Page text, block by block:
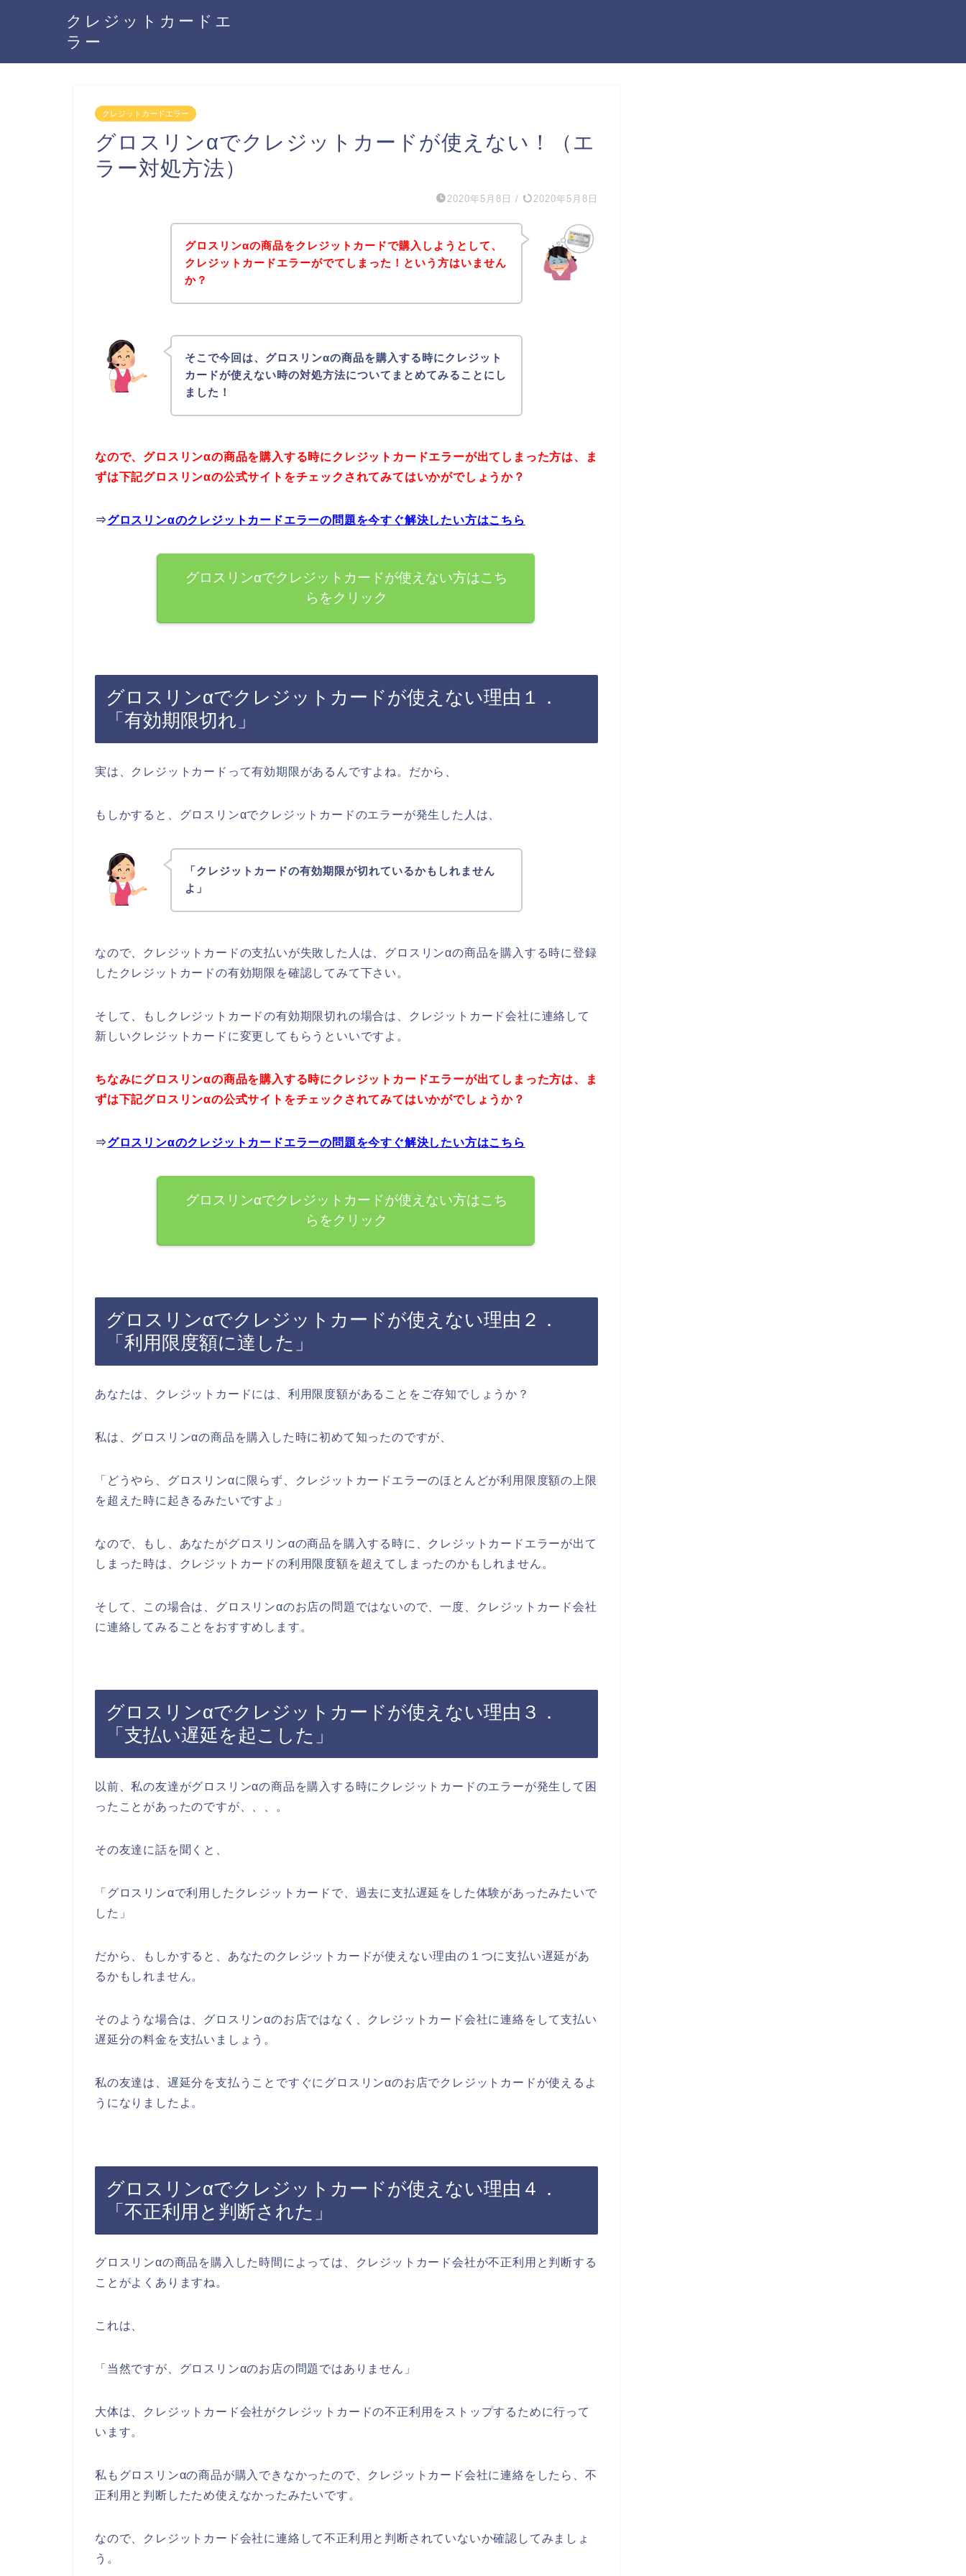
クレジットカードエ
ラー
クレジットカードエラー
グロスリンαでクレジットカードが使えない！（エ
ラー対処方法）
2020年5月8日 / 2020年5月8日
グロスリンαの商品をクレジットカードで購入しようとして、
クレジットカードエラーがでてしまった！という方はいません
か？
そこで今回は、グロスリンαの商品を購入する時にクレジット
カードが使えない時の対処方法についてまとめてみることにし
ました！
なので、グロスリンαの商品を購入する時にクレジットカードエラーが出てしまった方は、ま
ずは下記グロスリンαの公式サイトをチェックされてみてはいかがでしょうか？
⇒グロスリンαのクレジットカードエラーの問題を今すぐ解決したい方はこちら
グロスリンαでクレジットカードが使えない方はこち
らをクリック
グロスリンαでクレジットカードが使えない理由１．
「有効期限切れ」
実は、クレジットカードって有効期限があるんですよね。だから、
もしかすると、グロスリンαでクレジットカードのエラーが発生した人は、
「クレジットカードの有効期限が切れているかもしれません
よ」
なので、クレジットカードの支払いが失敗した人は、グロスリンαの商品を購入する時に登録
したクレジットカードの有効期限を確認してみて下さい。
そして、もしクレジットカードの有効期限切れの場合は、クレジットカード会社に連絡して
新しいクレジットカードに変更してもらうといいですよ。
ちなみにグロスリンαの商品を購入する時にクレジットカードエラーが出てしまった方は、ま
ずは下記グロスリンαの公式サイトをチェックされてみてはいかがでしょうか？
⇒グロスリンαのクレジットカードエラーの問題を今すぐ解決したい方はこちら
グロスリンαでクレジットカードが使えない方はこち
らをクリック
グロスリンαでクレジットカードが使えない理由２．
「利用限度額に達した」
あなたは、クレジットカードには、利用限度額があることをご存知でしょうか？
私は、グロスリンαの商品を購入した時に初めて知ったのですが、
「どうやら、グロスリンαに限らず、クレジットカードエラーのほとんどが利用限度額の上限
を超えた時に起きるみたいですよ」
なので、もし、あなたがグロスリンαの商品を購入する時に、クレジットカードエラーが出て
しまった時は、クレジットカードの利用限度額を超えてしまったのかもしれません。
そして、この場合は、グロスリンαのお店の問題ではないので、一度、クレジットカード会社
に連絡してみることをおすすめします。
グロスリンαでクレジットカードが使えない理由３．
「支払い遅延を起こした」
以前、私の友達がグロスリンαの商品を購入する時にクレジットカードのエラーが発生して困
ったことがあったのですが、、、。
その友達に話を聞くと、
「グロスリンαで利用したクレジットカードで、過去に支払遅延をした体験があったみたいで
した」
だから、もしかすると、あなたのクレジットカードが使えない理由の１つに支払い遅延があ
るかもしれません。
そのような場合は、グロスリンαのお店ではなく、クレジットカード会社に連絡をして支払い
遅延分の料金を支払いましょう。
私の友達は、遅延分を支払うことですぐにグロスリンαのお店でクレジットカードが使えるよ
うになりましたよ。
グロスリンαでクレジットカードが使えない理由４．
「不正利用と判断された」
グロスリンαの商品を購入した時間によっては、クレジットカード会社が不正利用と判断する
ことがよくありますね。
これは、
「当然ですが、グロスリンαのお店の問題ではありません」
大体は、クレジットカード会社がクレジットカードの不正利用をストップするために行って
います。
私もグロスリンαの商品が購入できなかったので、クレジットカード会社に連絡をしたら、不
正利用と判断したため使えなかったみたいです。
なので、クレジットカード会社に連絡して不正利用と判断されていないか確認してみましょ
う。